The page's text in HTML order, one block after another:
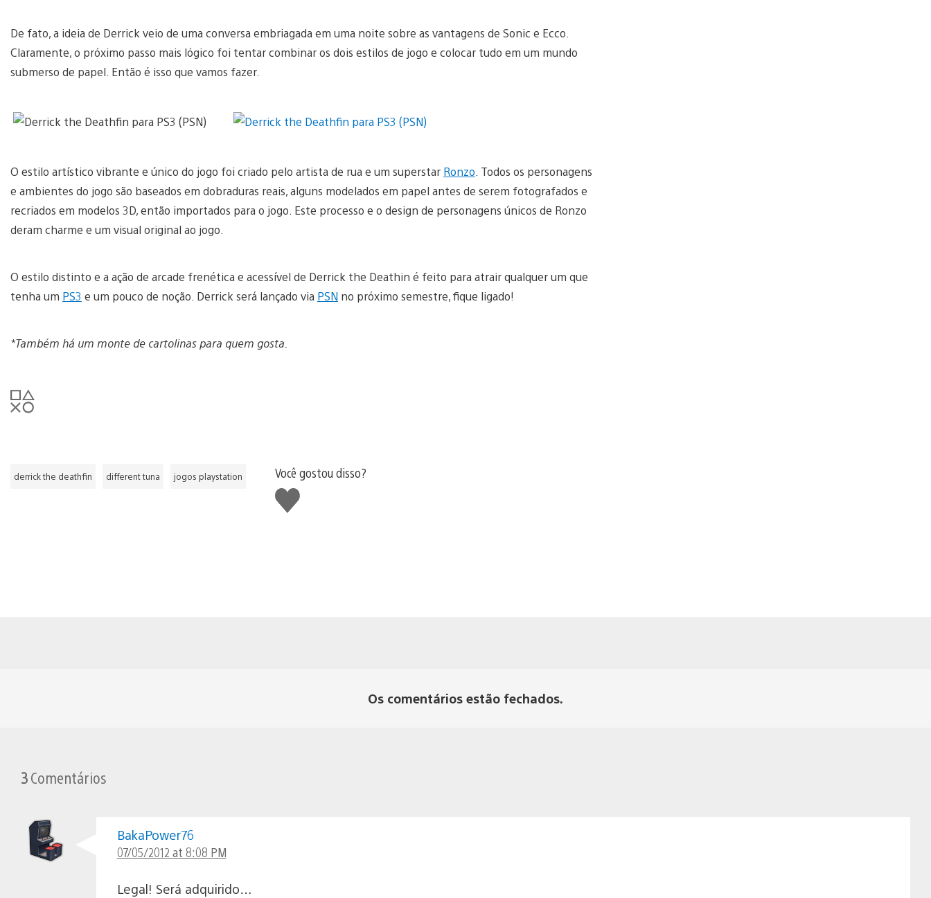
De fato, a ideia de Derrick veio de uma conversa embriagada em uma noite sobre as vantagens de Sonic e Ecco.
Claramente, o próximo passo mais lógico foi tentar combinar os dois estilos de jogo e colocar tudo em um mundo
submerso de papel. Então é isso que vamos fazer.
O estilo artístico vibrante e único do jogo foi criado pelo artista de rua e um superstar Ronzo . Todos os personagens
e ambientes do jogo são baseados em dobraduras reais, alguns modelados em papel antes de serem fotografados e
recriados em modelos 3D, então importados para o jogo. Este processo e o design de personagens únicos de Ronzo
deram charme e um visual original ao jogo.
O estilo distinto e a ação de arcade frenética e acessível de Derrick the Deathin é feito para atrair qualquer um que
tenha um PS3 e um pouco de noção. Derrick será lançado via PSN no próximo semestre, fique ligado!
*Também há um monte de cartolinas para quem gosta.
derrick the deathfin different tuna jogos playstation
Você gostou disso?
Curtir
Os comentários estão fechados.
3Comentários
BakaPower76
07/05/2012 at 8:08 PM
Legal! Será adquirido…